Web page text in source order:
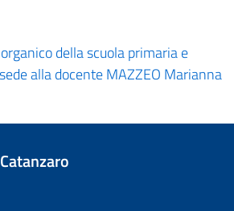
della scuola primaria e
alla docente MAZZEO Marianna